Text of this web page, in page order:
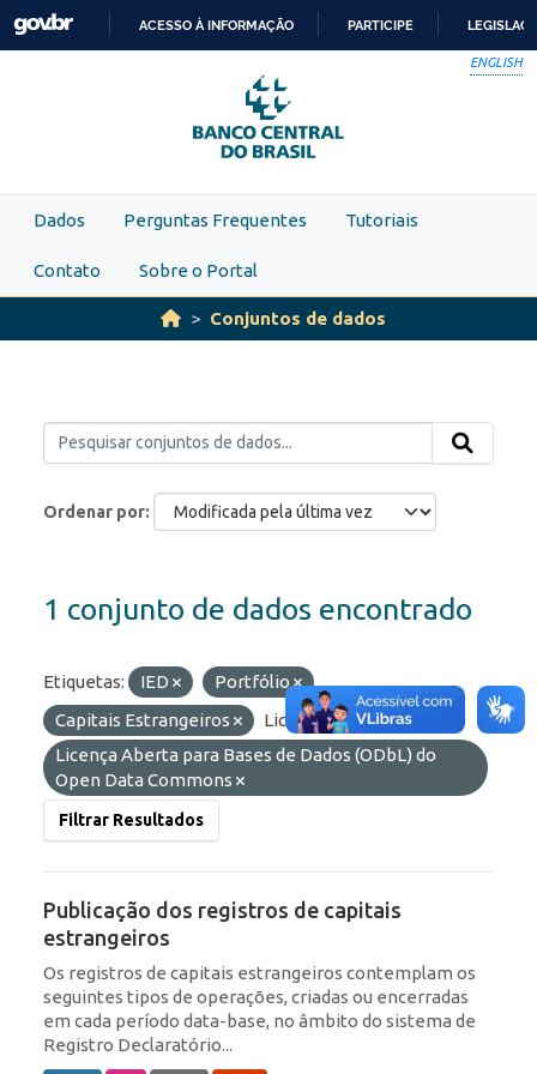
Skip to main content
PARA
O
CONTEÚDO
ACESSO À INFORMAÇÃO PARTICIPE
ENGLISH
Dados Perguntas Frequentes Tutoriais
Contato Sobre o Portal
Conjuntos de dados
Ordenar por
1 conjunto de dados encontrado
Etiquetas: IED
Portfólio
Capitais Estrangeiros
Licenças:
Licença Aberta para Bases de Dados (ODbL) do
Open Data Commons
Filtrar Resultados
Publicação dos registros de capitais
estrangeiros
Os registros de capitais estrangeiros contemplam os
seguintes tipos de operações, criadas ou encerradas
em cada período data-base, no âmbito do sistema de
Registro Declaratório...